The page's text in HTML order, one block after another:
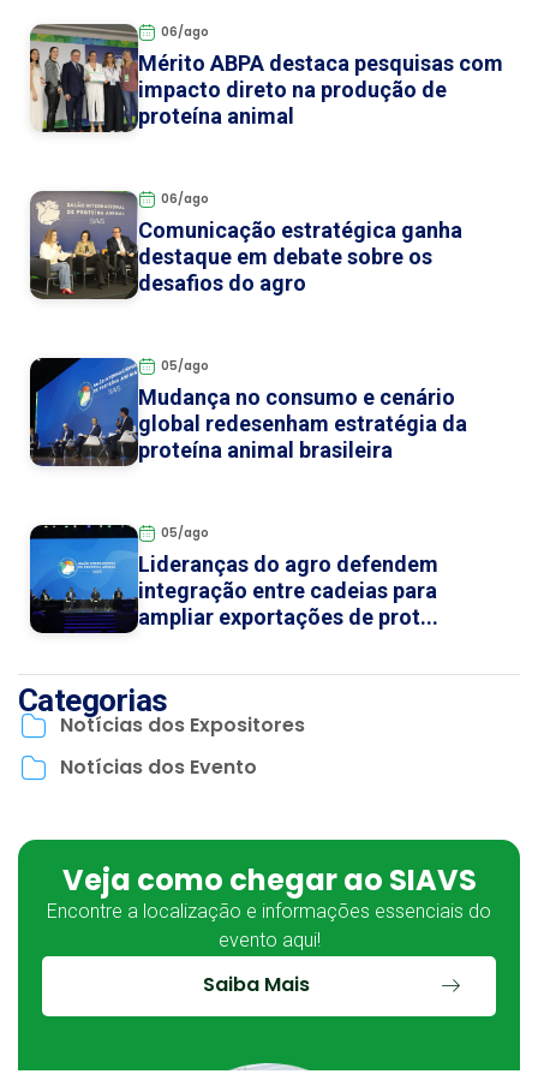
06/ago
Mérito ABPA destaca pesquisas com
impacto direto na produção de
proteína animal
06/ago
Comunicação estratégica ganha
destaque em debate sobre os
desafios do agro
05/ago
Mudança no consumo e cenário
global redesenham estratégia da
proteína animal brasileira
05/ago
Lideranças do agro defendem
integração entre cadeias para
ampliar exportações de prot...
Categorias
Notícias dos Expositores
Notícias dos Evento
Veja como chegar ao SIAVS
Encontre a localização e informações essenciais do
evento aqui!
Saiba Mais